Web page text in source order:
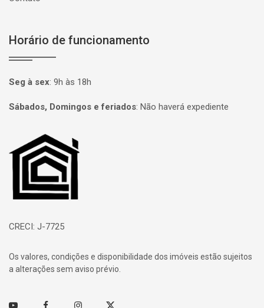
Horário de funcionamento
Seg à sex: 9h às 18h
Sábados, Domingos e feriados: Não haverá expediente
Página inicial
CRECI: J-7725
Os valores, condições e disponibilidade dos imóveis estão sujeitos
a alterações sem aviso prévio.
Youtube FacebookInstagramTwitter